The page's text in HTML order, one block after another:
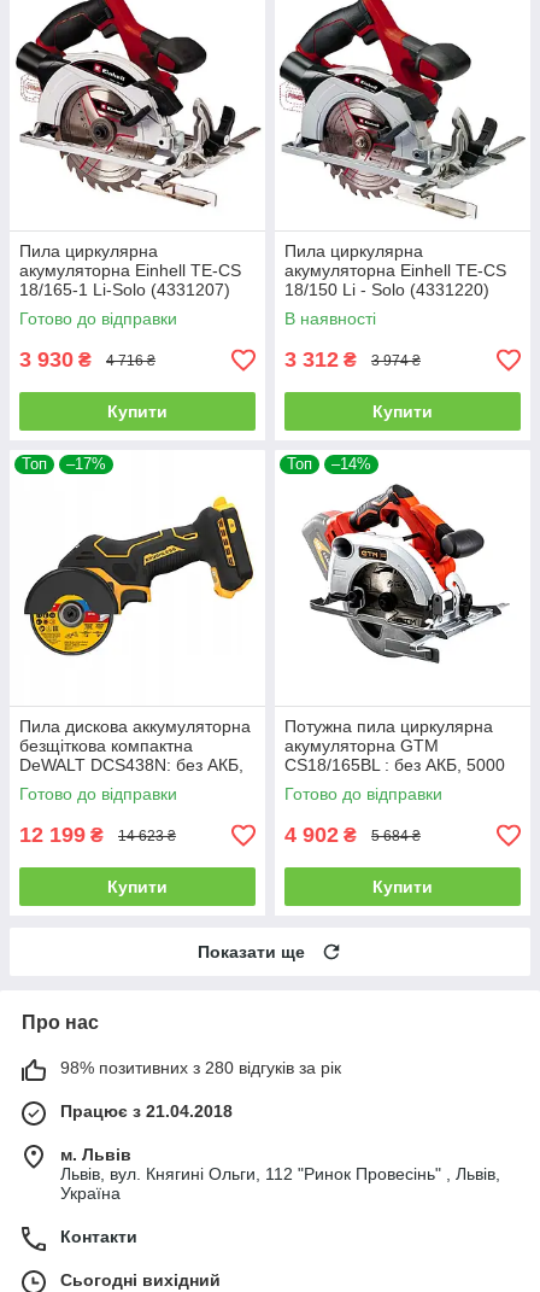
Пила циркулярна
акумуляторна Einhell TE-CS
18/165-1 Li-Solo (4331207)
Готово до відправки
3 930 ₴ 4 716 ₴
Купити
Пила циркулярна
акумуляторна Einhell TE-CS
18/150 Li - Solo (4331220)
В наявності
3 312 ₴ 3 974 ₴
Купити
Топ –17%
Пила дискова аккумуляторна
безщіткова компактна
DeWALT DCS438N: без АКБ,
диск 76мм, 20000 об/хв
(DCS438N)
Готово до відправки
12 199 ₴ 14 623 ₴
Купити
Топ –14%
Потужна пила циркулярна
акумуляторна GTM
CS18/165BL : без АКБ, 5000
об/хв, диск 165 x 20 мм
Готово до відправки
4 902 ₴ 5 684 ₴
Купити
Показати ще
Про нас
98% позитивних з 280 відгуків за рік
Працює з 21.04.2018
м. Львів
Львів, вул. Княгині Ольги, 112 "Ринок Провесінь" , Львів,
Україна
Контакти
Сьогодні вихідний